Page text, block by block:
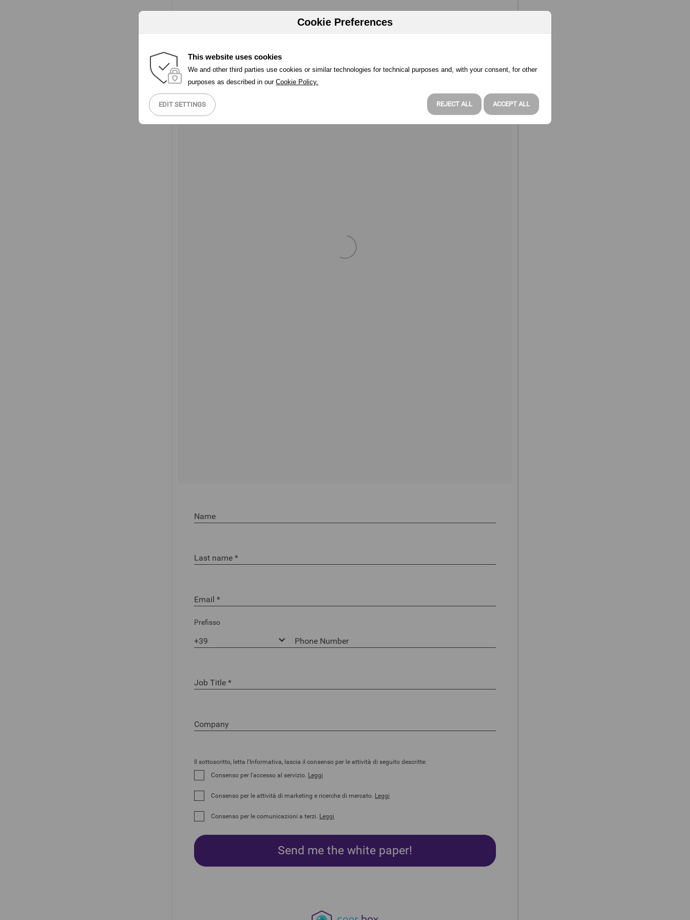
Prefisso
Il sottoscritto, letta l'Informativa, lascia il consenso per le attività di seguito descritte:
Consenso per l'accesso al servizio. Leggi
Consenso per le attività di marketing e ricerche di mercato. Leggi
Consenso per le comunicazioni a terzi. Leggi
Send me the white paper!
Cookie Preferences
This website uses cookies
We and other third parties use cookies or similar technologies for technical purposes and, with your consent, for other
purposes as described in ourCookie Policy.
ACCEPT ALL
REJECT ALL
EDIT SETTINGS